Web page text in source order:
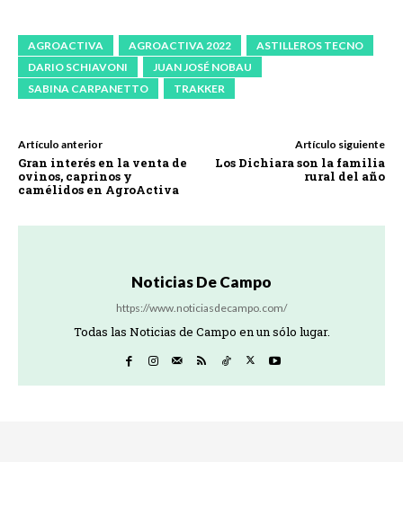
AGROACTIVA AGROACTIVA 2022
ASTILLEROS TECNO
DARIO SCHIAVONI
JUAN JOSÉ NOBAU
SABINA CARPANETTO
TRAKKER
Artículo anterior
Gran interés en la venta de
ovinos, caprinos y
camélidos en AgroActiva
Artículo siguiente
Los Dichiara son la familia
rural del año
Noticias De Campo
https://www.noticiasdecampo.com/
Todas las Noticias de Campo en un sólo lugar.